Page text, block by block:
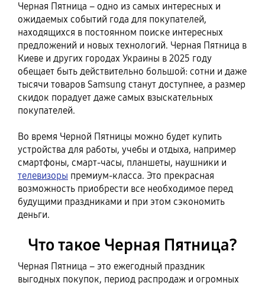
Черная Пятница – одно из самых интересных и
ожидаемых событий года для покупателей,
находящихся в постоянном поиске интересных
предложений и новых технологий. Черная Пятница в
Киеве и других городах Украины в 2025 году
обещает быть действительно большой: сотни и даже
тысячи товаров Samsung станут доступнее, а размер
скидок порадует даже самых взыскательных
покупателей.
Во время Черной Пятницы можно будет купить
устройства для работы, учебы и отдыха, например
смартфоны, смарт-часы, планшеты, наушники и
телевизоры премиум-класса. Это прекрасная
возможность приобрести все необходимое перед
будущими праздниками и при этом сэкономить
деньги.
Что такое Черная Пятница?
Черная Пятница – это ежегодный праздник
выгодных покупок, период распродаж и огромных